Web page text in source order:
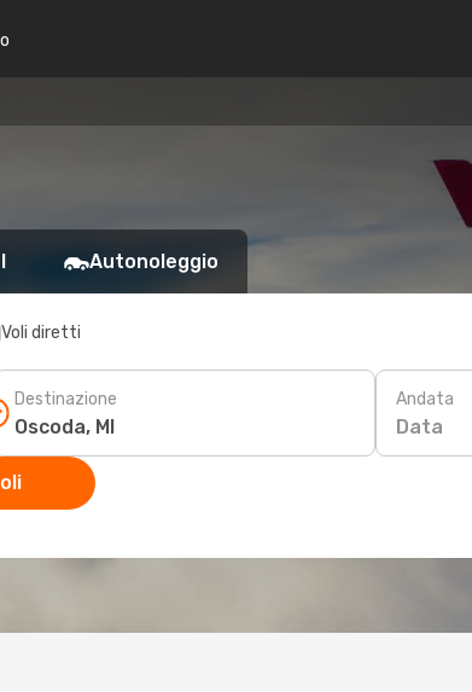
Autonoleggio
Voli diretti
Destinazione Andata
Data